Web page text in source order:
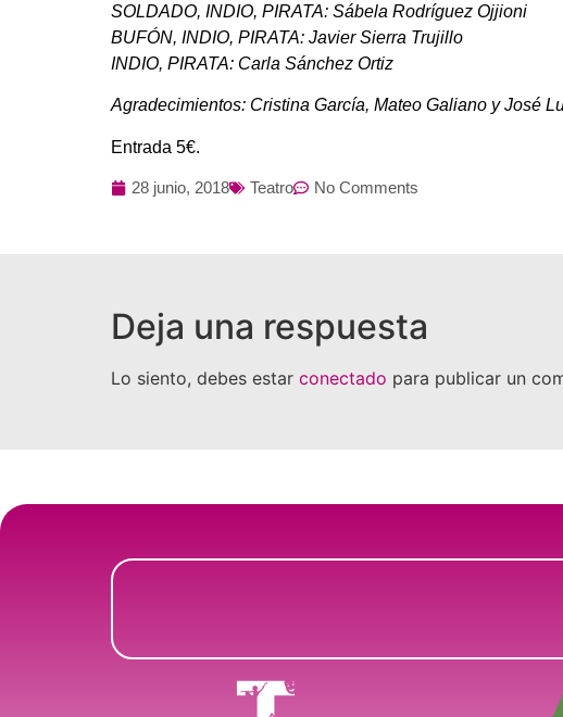
SOLDADO, INDIO, PIRATA: Sábela Rodríguez Ojjioni
BUFÓN, INDIO, PIRATA: Javier Sierra Trujillo
INDIO, PIRATA: Carla Sánchez Ortiz
Agradecimientos: Cristina García, Mateo Galiano y José
Entrada 5€.
28 junio, 2018 Teatro No Comments
Deja una respuesta
Lo siento, debes estar conectado para publicar un